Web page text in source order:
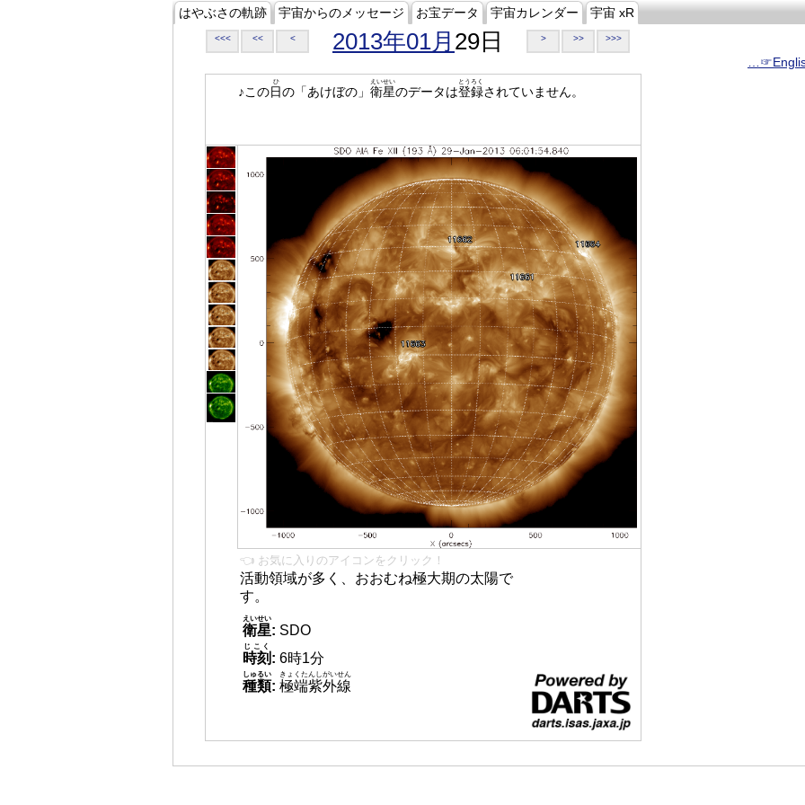
はやぶさの軌跡 宇宙からのメッセージ お宝データ 宇宙カレンダー 宇宙 xR
<<< << < 2013年01月 29日 > >> >>>
♪この日
ひ
の「あけぼの」 衛星
えいせい
のデータは登録
とうろく
されていません。
👈 お気に入りのアイコンをクリック！
活動領域が多く、おおむね極大期の太陽で
す。
衛星
えいせい
: SDO
時刻
じこく
: 6時1分
種類
しゅるい
: 極端紫外線
きょくたんしがいせん